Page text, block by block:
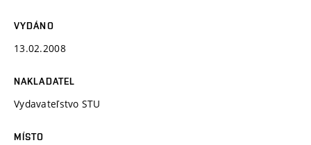
VYDÁNO
13.02.2008
NAKLADATEL
Vydavateľstvo STU
MÍSTO